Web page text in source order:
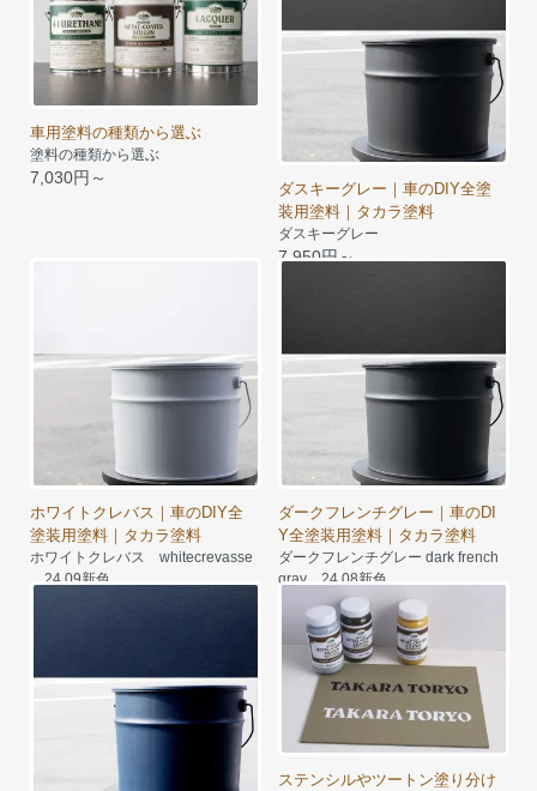
車用塗料の種類から選ぶ
塗料の種類から選ぶ
7,030円～
ダスキーグレー｜車のDIY全塗
装用塗料｜タカラ塗料
ダスキーグレー
7,950円～
ホワイトクレバス｜車のDIY全
塗装用塗料｜タカラ塗料
ホワイトクレバス whitecrevasse
24.09新色
ダークフレンチグレー｜車のDI
Y全塗装用塗料｜タカラ塗料
ダークフレンチグレー dark french
gray 24.08新色
7,950円～
ステンシルやツートン塗り分け